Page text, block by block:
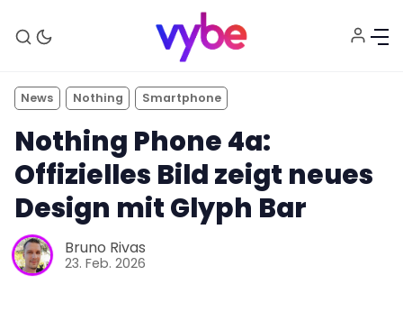
News Nothing Smartphone
Nothing Phone 4a:
Offizielles Bild zeigt neues
Design mit Glyph Bar
Bruno Rivas
23. Feb. 2026